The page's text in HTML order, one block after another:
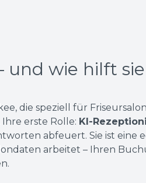
und wie hilft
die speziell für
erste Rolle: KI-
abfeuert. Sie ist eine
arbeitet – Ihren